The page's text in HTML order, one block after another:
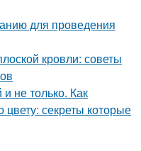
для проведения
кровли: советы
не только. Как
цвету: секреты которые